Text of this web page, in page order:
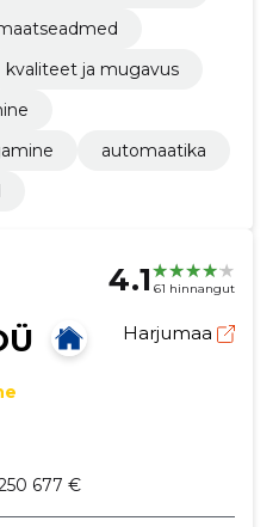
kvaliteet ja mugavus
automaatika
4.1 61 hinnangut
Harjumaa
677 €